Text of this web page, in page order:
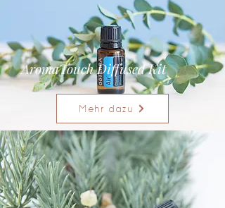
AromaTouch Diffused Kit
Mehr dazu